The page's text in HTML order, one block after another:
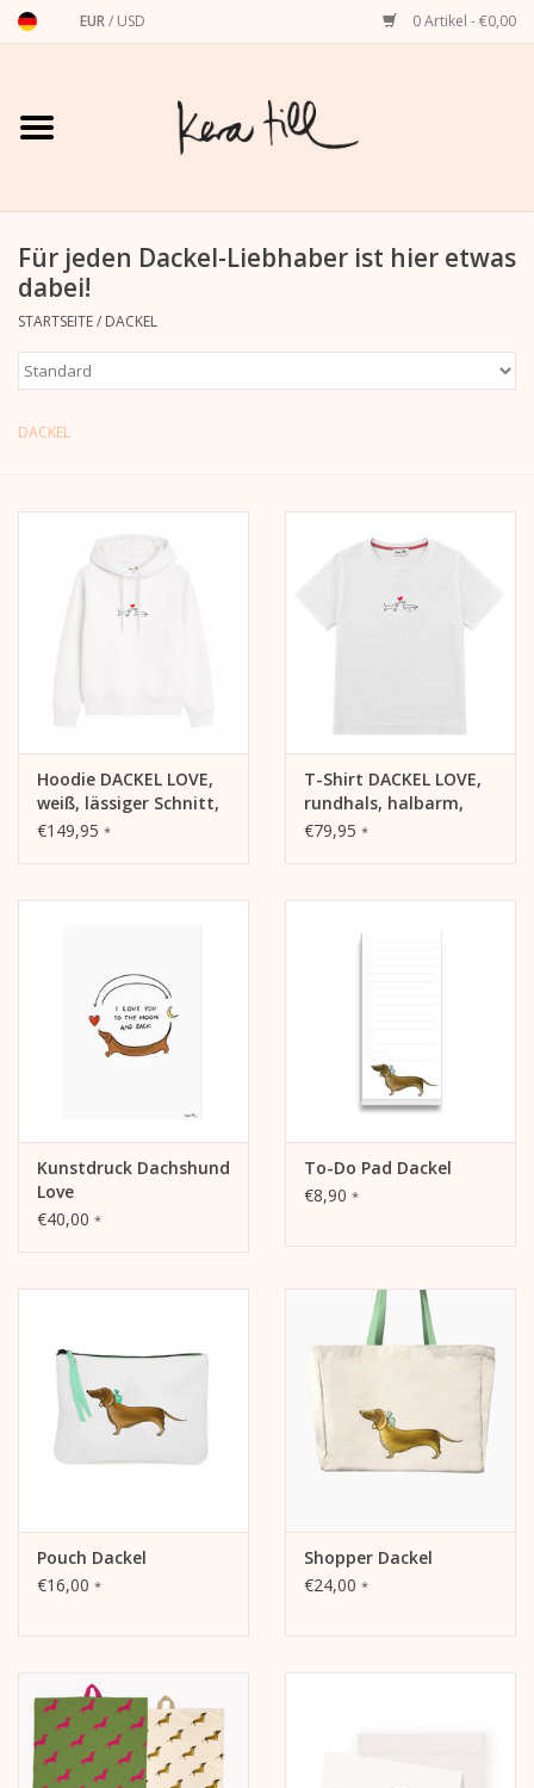
EUR/ USD 0 Artikel - €0,00
Startseite
Art Prints
Stationery
Grußkarten
Dackel
Kalender
Weihnachten
Geschenke
Kera Till X GMEINER
Für jeden Dackel-Liebhaber ist hier etwas
dabei!
STARTSEITE/ DACKEL
DACKEL
Hoodie DACKEL LOVE,
weiß, lässiger Schnitt,
Frontdruck
€149,95 *
T-Shirt DACKEL LOVE,
rundhals, halbarm,
oversized, lässiger
€79,95 *
Kunstdruck Dachshund
Love
€40,00 *
To-Do Pad Dackel
€8,90 *
Pouch Dackel
€16,00 *
Shopper Dackel
€24,00 *